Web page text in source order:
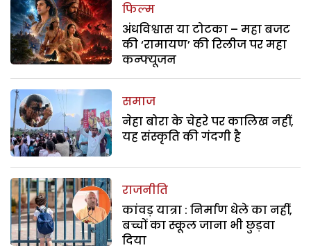
फिल्म
अंधविश्वास या टोटका – महा बजट
की ‘रामायण’ की रिलीज पर महा
कन्फ्यूजन
समाज
नेहा बोरा के चेहरे पर कालिख नहीं,
यह संस्कृति की गंदगी है
राजनीति
कांवड़ यात्रा : निर्माण धेले का नहीं,
बच्चों का स्कूल जाना भी छुड़वा
दिया